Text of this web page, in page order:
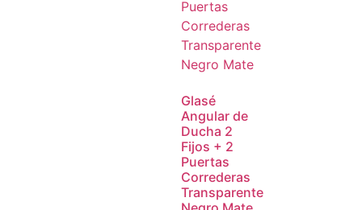
Glasé
Angular de
Ducha 2
Fijos + 2
Puertas
Correderas
Transparente